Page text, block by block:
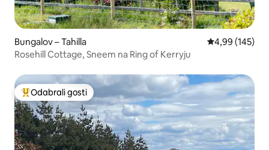
Bungalov – Tahilla Prosječna
4,99 (145)
Rosehill Cottage, Sneem na Ring of Kerryju
Među najviše rangiranima s oznakom „Odabrali gosti”
Odabrali gosti